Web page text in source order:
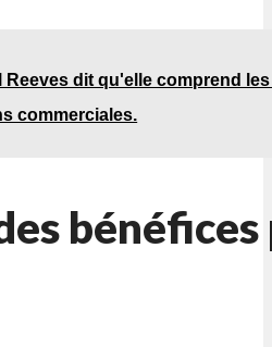
Reeves dit qu'elle comprend
commerciales.